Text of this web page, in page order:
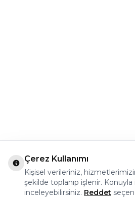
Çerez Kullanımı
Kişisel verileriniz,
şekilde toplanıp işlenir.
inceleyebilirsiniz. Reddet